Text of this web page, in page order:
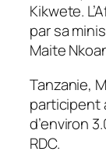
Kikwete.
par sa
Maite
Tanzanie,
participent
d’environ
RDC.